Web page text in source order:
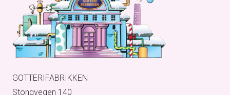
GOTTERIFABRIKKEN
Stongvegen 140